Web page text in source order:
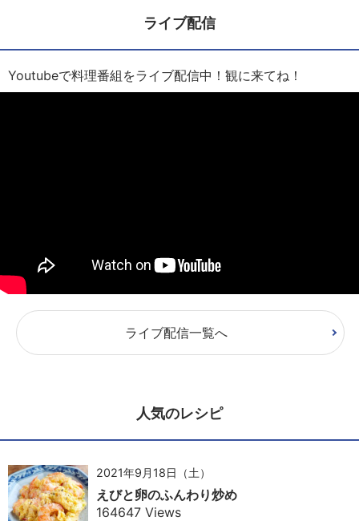
ライブ配信
Youtubeで料理番組をライブ配信中！観に来てね！
ライブ配信一覧へ
人気のレシピ
2021年9月18日（土）
えびと卵のふんわり炒め
164647 Views